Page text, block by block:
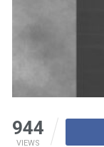
944
VIEWS